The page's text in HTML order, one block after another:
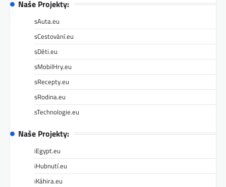
Naše Projekty:
sAuta.eu
sCestování.eu
sDěti.eu
sMobilHry.eu
sRecepty.eu
sRodina.eu
sTechnologie.eu
Naše Projekty:
iEgypt.eu
iHubnutí.eu
iKáhira.eu